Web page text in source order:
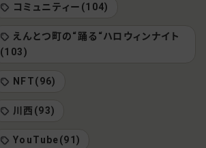
コミュニティー(104)
えんとつ町の“踊る“ハロウィンナイト
(103)
NFT(96)
川西(93)
YouTube(91)